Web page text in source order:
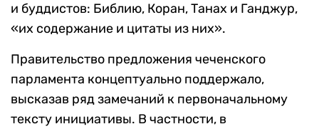
и буддистов: Библию, Коран, Танах и Ганджур,
«их содержание и цитаты из них».
Правительство предложения чеченского
парламента концептуально поддержало,
высказав ряд замечаний к первоначальному
тексту инициативы. В частности, в